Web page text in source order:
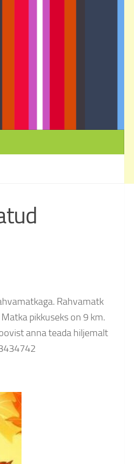
Rahvamatk
pikkuseks on 9 km.
anna teada hiljemalt